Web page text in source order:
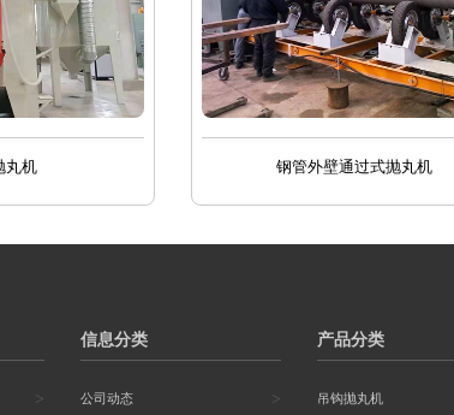
丸机 钢管外壁通过式抛丸机
>
信息分类
公司动态 >
产品分类
吊钩抛丸机